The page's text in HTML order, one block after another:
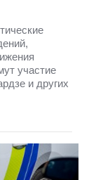
участие
и других